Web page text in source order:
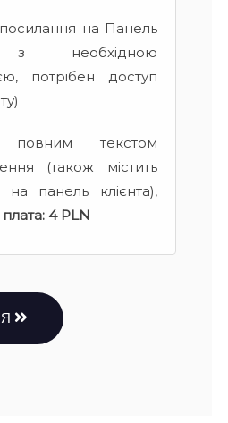
на Панель
з необхідною
потрібен доступ
текстом
(також містить
на панель клієнта),
4 PLN